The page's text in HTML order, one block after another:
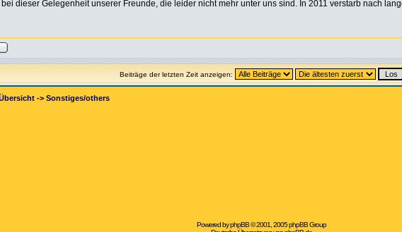
dieser Gelegenheit unserer Freunde, die leider nicht mehr unter uns sind. In 2011 verstarb nach
Beiträge der letzten Zeit anzeigen:
-> Sonstiges/others
Powered byphpBB© 2001, 2005 phpBB Group